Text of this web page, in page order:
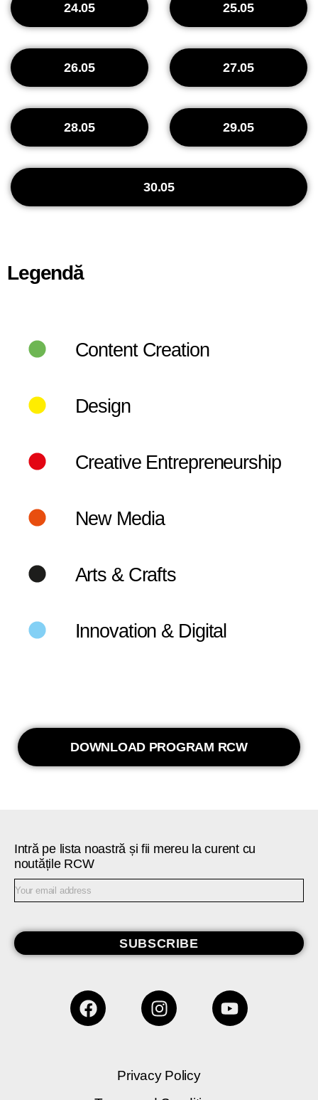
24.05 25.05
26.05 27.05
28.05 29.05
30.05
Legendă
Content Creation
Design
Creative Entrepreneurship
New Media
Arts & Crafts
Innovation & Digital
DOWNLOAD PROGRAM RCW
Intră pe lista noastră și fii mereu la curent cu
noutățile RCW
SUBSCRIBE
Privacy Policy